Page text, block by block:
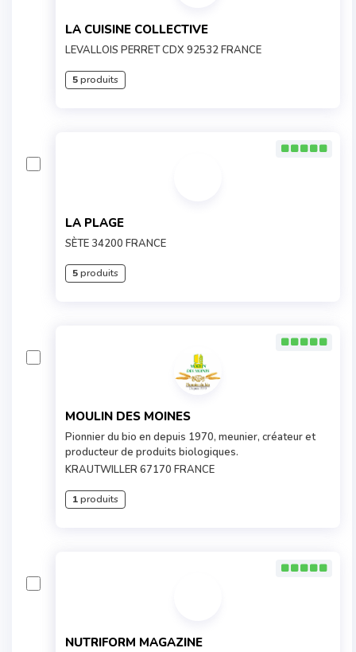
LA CUISINE COLLECTIVE
LEVALLOIS PERRET CDX 92532 FRANCE
5produits
LA PLAGE
SÈTE 34200 FRANCE
5produits
MOULIN DES MOINES
Pionnier du bio en depuis 1970, meunier, créateur et
producteur de produits biologiques.
KRAUTWILLER 67170 FRANCE
1produits
NUTRIFORM MAGAZINE